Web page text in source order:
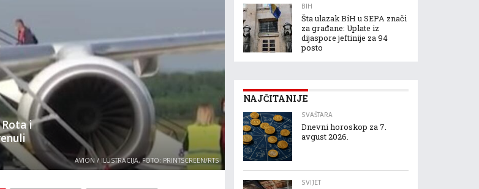
i
AVION / ILUSTRACIJA, FOTO: PRINTSCREEN/RTS
BIH
Šta ulazak BiH u SEPA znači
za građane: Uplate iz
dijaspore jeftinije za 94
posto
NAJČITANIJE
SVAŠTARA
Dnevni horoskop za 7.
avgust 2026.
SVIJET